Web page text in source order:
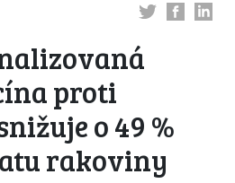
proti
o 49 %
rakoviny